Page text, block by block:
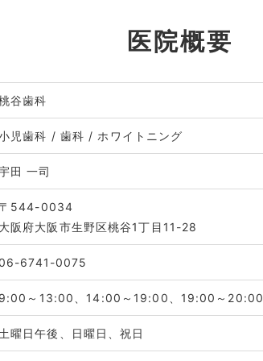
医院概要
谷歯科
児歯科 / 歯科 / ホワイトニング
田 一司
544-0034
阪府大阪市生野区桃谷1丁目11-28
6741-0075
～13:00、14:00～19:00、19:00～20:00
曜日午後、日曜日、祝日